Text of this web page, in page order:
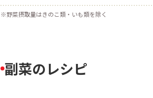
※野菜摂取量はきのこ類・いも類を除く
副菜のレシピ